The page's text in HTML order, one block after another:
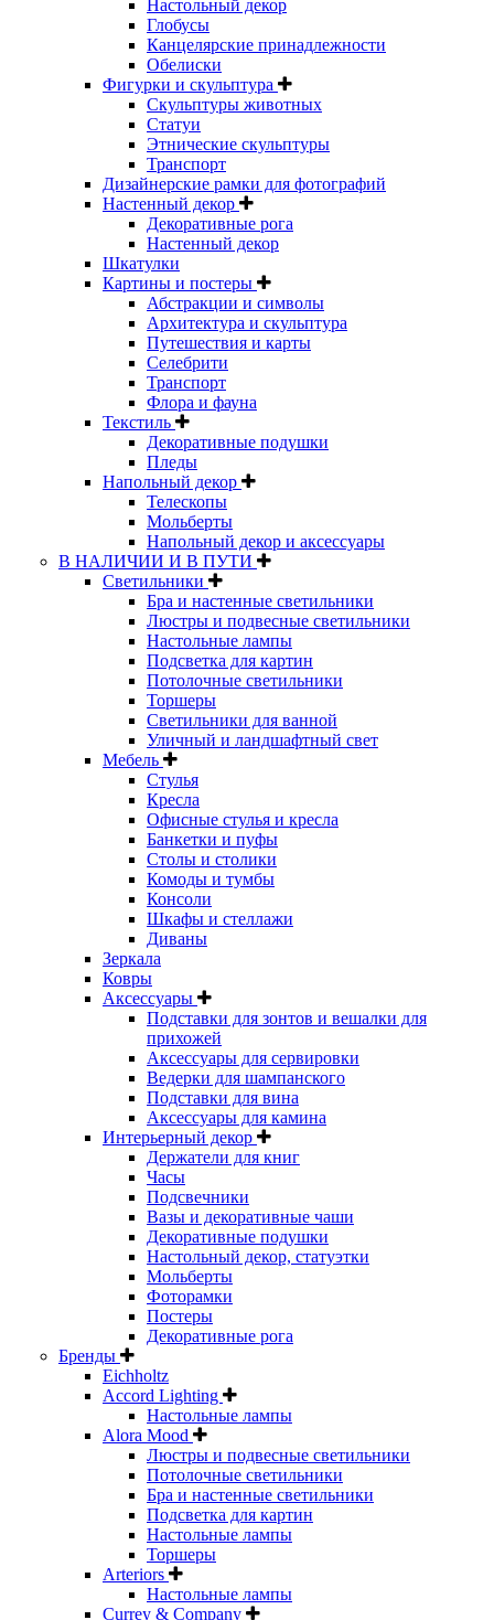
Настольный декор
Глобусы
Канцелярские принадлежности
Обелиски
Фигурки и скульптура
Скульптуры животных
Статуи
Этнические скульптуры
Транспорт
Дизайнерские рамки для фотографий
Настенный декор
Декоративные рога
Настенный декор
Шкатулки
Картины и постеры
Абстракции и символы
Архитектура и скульптура
Путешествия и карты
Селебрити
Транспорт
Флора и фауна
Текстиль
Декоративные подушки
Пледы
Напольный декор
Телескопы
Мольберты
Напольный декор и аксессуары
В НАЛИЧИИ И В ПУТИ
Светильники
Бра и настенные светильники
Люстры и подвесные светильники
Настольные лампы
Подсветка для картин
Потолочные светильники
Торшеры
Светильники для ванной
Уличный и ландшафтный свет
Мебель
Стулья
Кресла
Офисные стулья и кресла
Банкетки и пуфы
Столы и столики
Комоды и тумбы
Консоли
Шкафы и стеллажи
Диваны
Зеркала
Ковры
Аксессуары
Подставки для зонтов и вешалки для
прихожей
Аксессуары для сервировки
Ведерки для шампанского
Подставки для вина
Аксессуары для камина
Интерьерный декор
Держатели для книг
Часы
Подсвечники
Вазы и декоративные чаши
Декоративные подушки
Настольный декор, статуэтки
Мольберты
Фоторамки
Постеры
Декоративные рога
Бренды
Eichholtz
Accord Lighting
Настольные лампы
Alora Mood
Люстры и подвесные светильники
Потолочные светильники
Бра и настенные светильники
Подсветка для картин
Настольные лампы
Торшеры
Arteriors
Настольные лампы
Currey & Company